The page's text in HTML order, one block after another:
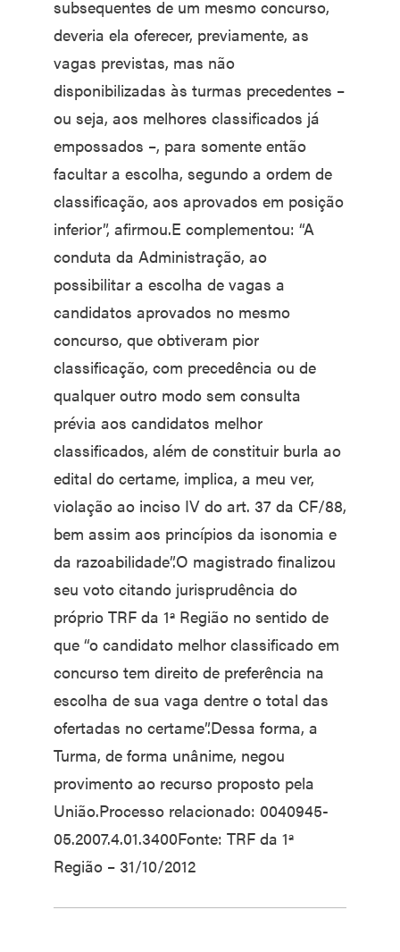
subsequentes de um mesmo concurso,
deveria ela oferecer, previamente, as
vagas previstas, mas não
disponibilizadas às turmas precedentes –
ou seja, aos melhores classificados já
empossados –, para somente então
facultar a escolha, segundo a ordem de
classificação, aos aprovados em posição
inferior”, afirmou.E complementou: “A
conduta da Administração, ao
possibilitar a escolha de vagas a
candidatos aprovados no mesmo
concurso, que obtiveram pior
classificação, com precedência ou de
qualquer outro modo sem consulta
prévia aos candidatos melhor
classificados, além de constituir burla ao
edital do certame, implica, a meu ver,
violação ao inciso IV do art. 37 da CF/88,
bem assim aos princípios da isonomia e
da razoabilidade”.O magistrado finalizou
seu voto citando jurisprudência do
próprio TRF da 1ª Região no sentido de
que “o candidato melhor classificado em
concurso tem direito de preferência na
escolha de sua vaga dentre o total das
ofertadas no certame”.Dessa forma, a
Turma, de forma unânime, negou
provimento ao recurso proposto pela
União.Processo relacionado: 0040945-
05.2007.4.01.3400Fonte: TRF da 1ª
Região – 31/10/2012